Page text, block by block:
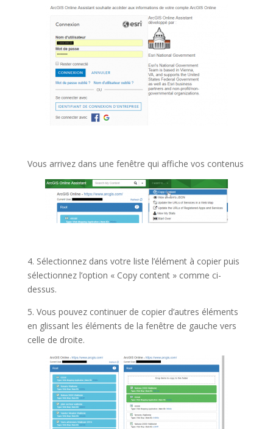
Vous arrivez dans une fenêtre qui affiche vos contenus
4. Sélectionnez dans votre liste l’élément à copier puis
sélectionnez l’option « Copy content » comme ci-
dessus.
5. Vous pouvez continuer de copier d’autres éléments
en glissant les éléments de la fenêtre de gauche vers
celle de droite.